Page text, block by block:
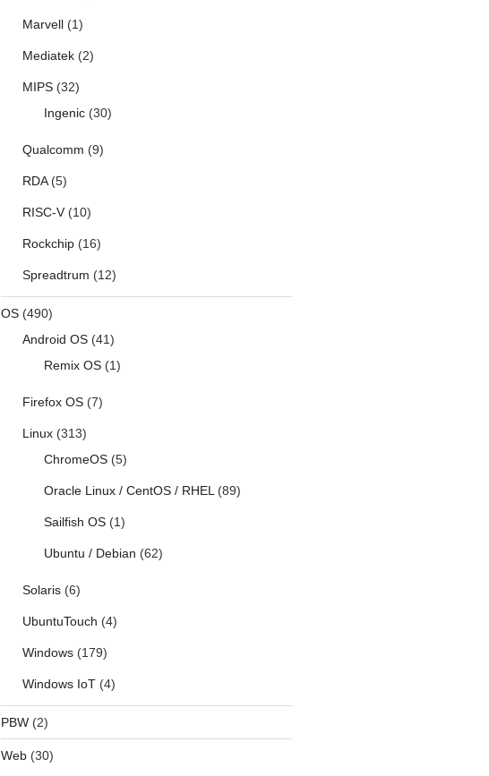
Marvell(1)
Mediatek(2)
MIPS(32)
Ingenic(30)
Qualcomm (9)
RDA(5)
RISC-V(10)
Rockchip(16)
Spreadtrum (12)
OS(490)
Android OS(41)
Remix OS(1)
Firefox OS(7)
Linux(313)
ChromeOS(5)
Oracle Linux / CentOS / RHEL (89)
Sailfish OS(1)
Ubuntu / Debian (62)
Solaris(6)
UbuntuTouch (4)
Windows(179)
Windows IoT(4)
PBW(2)
Web(30)